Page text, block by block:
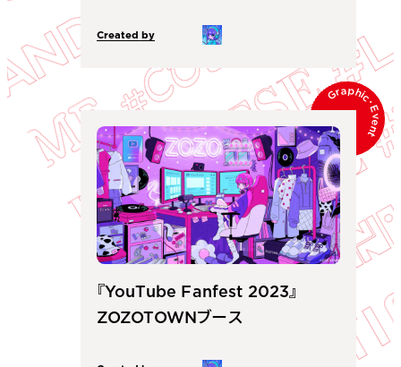
Created by
Graphic
･
Event
『YouTube Fanfest 2023』
ZOZOTOWNブース